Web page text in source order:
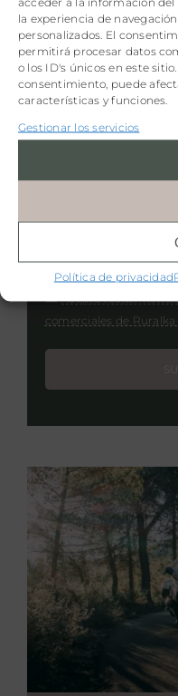
la experiencia de
personalizados. El
permitirá procesar datos
o los ID's únicos en este
consentimiento, puede
características y funciones.
Gestionar los servicios
Política de privacidad
Regístrate
Acepto recibir
comerciales de